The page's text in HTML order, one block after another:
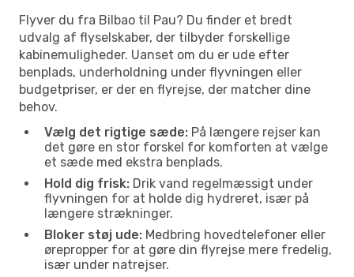
Flyver du fra Bilbao til Pau? Du finder et bredt
udvalg af flyselskaber, der tilbyder forskellige
kabinemuligheder. Uanset om du er ude efter
benplads, underholdning under flyvningen eller
budgetpriser, er der en flyrejse, der matcher dine
behov.
Vælg det rigtige sæde: På længere rejser kan
det gøre en stor forskel for komforten at vælge
et sæde med ekstra benplads.
Hold dig frisk: Drik vand regelmæssigt under
flyvningen for at holde dig hydreret, især på
længere strækninger.
Bloker støj ude: Medbring hovedtelefoner eller
ørepropper for at gøre din flyrejse mere fredelig,
især under natrejser.